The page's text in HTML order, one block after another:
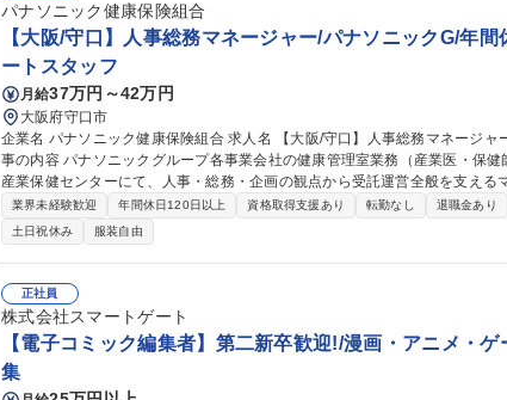
パナソニック健康保険組合
【大阪/守口】人事総務マネージャー/パナソニックG/年
ートスタッフ
月給37万円～42万円
大阪府守口市
企業名 パナソニック健康保険組合 求人名 【大阪/守口】人事総務マネージャー/パナソニックG/年間休日126日 仕
事の内容 パナソニックグループ各事業会社の健康管理室業務（産業医・保
産業保健センターにて、人事・総務・企画の観点から受託運営全般を支える
グループ各社人事との調整・折衝をはじめ、医療職（産業医や保健師等）の
課題整理や制度企画などの受託管理業務を推進します。あわせて人事・総務
門業務の統括や課員・派遣社員等の指導・育成、予算取りまとめ全般を担当
括とチームマネジメントからスタートし、将来的には課長職として組織運営全
職種 【大阪/守口】人事総務マネージャー/パナソニックG/年間休日126日
業界未経験歓迎 年間休日120日以上 資格取得支援あり 転勤なし 退職金あり
土日祝休み
服装自由
正社員
株式会社スマートゲート
【電子コミック編集者】第二新卒歓迎!/漫画・アニメ・
集